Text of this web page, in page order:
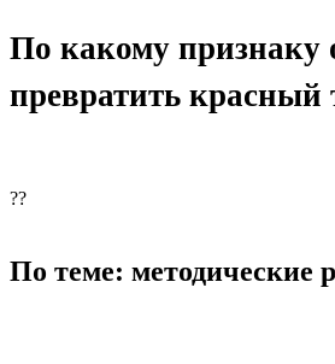
По какому
превратить красный
??
По теме: методические